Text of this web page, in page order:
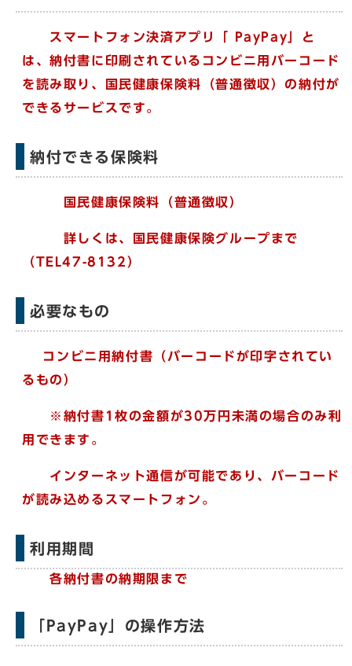
スマートフォン決済アプリ「 Pay Pay」と
は、納付書に印刷されているコンビニ用バーコード
を読み取り、国民健康保険料（普通徴収）の納付が
できるサービスです。
納付できる保険料
国民健康保険料（普通徴収）
詳しくは、国民健康保険グループまで
（TEL47-8132）
必要なもの
コンビニ用納付書（バーコードが印字されてい
るもの）
※納付書1枚の金額が30万円未満の場合のみ利
用できます。
インターネット通信が可能であり、バーコード
が読み込めるスマートフォン。
利用期間
各納付書の納期限まで
「PayPay」の操作方法